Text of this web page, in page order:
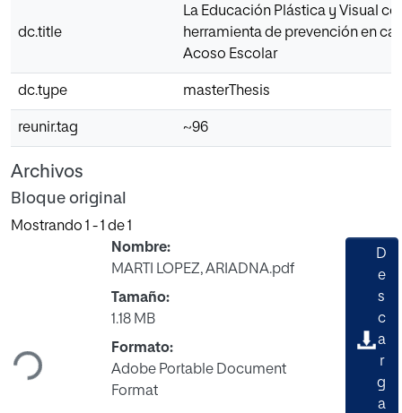
dc.title
La Educación Plástica y Visual
herramienta de prevención en
Acoso Escolar
dc.type masterThesis
reunir.tag ~96
Archivos
Bloque original
Mostrando 1 - 1 de 1
Cargando...
Nombre:
MARTI LOPEZ, ARIADNA.pdf
Tamaño:
1.18 MB
Formato:
Adobe Portable Document
Format
D
e
s
c
a
r
g
a